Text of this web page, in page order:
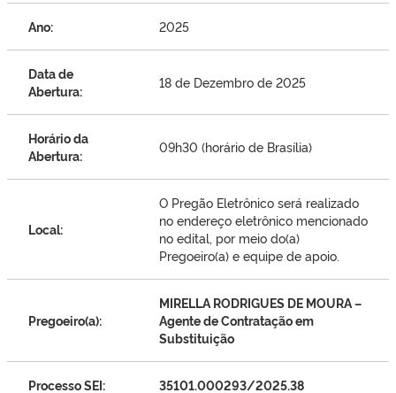
Ano: 2025
Data de
Abertura:
18 de Dezembro de 2025
Horário da
Abertura:
09h30 (horário de Brasília)
Local:
O Pregão Eletrônico será realizado
no endereço eletrônico mencionado
no edital, por meio do(a)
Pregoeiro(a) e equipe de apoio.
Pregoeiro(a):
MIRELLA RODRIGUES DE MOURA–
Agente de Contratação em
Substituição
Processo SEI: 35101.000293/2025.38